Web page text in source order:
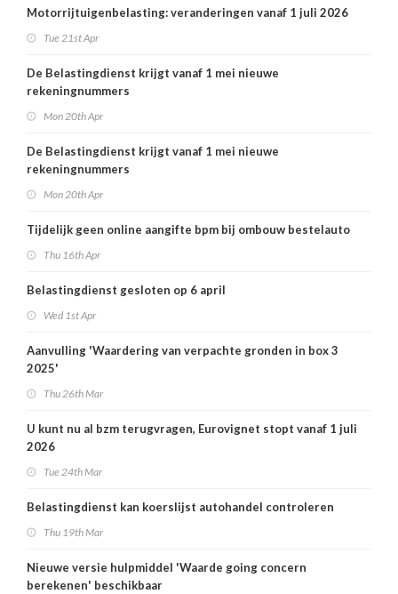
Motorrijtuigenbelasting: veranderingen vanaf 1 juli 2026
Tue 21st Apr
De Belastingdienst krijgt vanaf 1 mei nieuwe
rekeningnummers
Mon 20th Apr
De Belastingdienst krijgt vanaf 1 mei nieuwe
rekeningnummers
Mon 20th Apr
Tijdelijk geen online aangifte bpm bij ombouw bestelauto
Thu 16th Apr
Belastingdienst gesloten op 6 april
Wed 1st Apr
Aanvulling 'Waardering van verpachte gronden in box 3
2025'
Thu 26th Mar
U kunt nu al bzm terugvragen, Eurovignet stopt vanaf 1 juli
2026
Tue 24th Mar
Belastingdienst kan koerslijst autohandel controleren
Thu 19th Mar
Nieuwe versie hulpmiddel 'Waarde going concern
berekenen' beschikbaar